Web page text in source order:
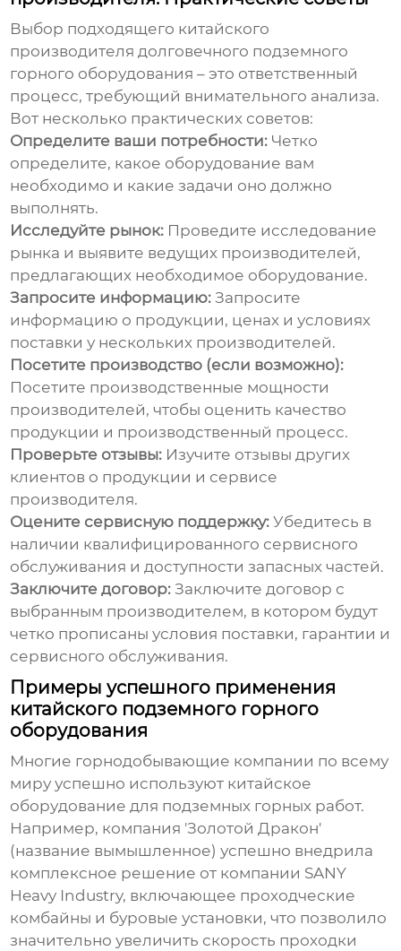
Выбор подходящего китайского
производителя долговечного подземного
горного оборудования – это ответственный
процесс, требующий внимательного анализа.
Вот несколько практических советов:
Определите ваши потребности: Четко
определите, какое оборудование вам
необходимо и какие задачи оно должно
выполнять.
Исследуйте рынок: Проведите исследование
рынка и выявите ведущих производителей,
предлагающих необходимое оборудование.
Запросите информацию: Запросите
информацию о продукции, ценах и условиях
поставки у нескольких производителей.
Посетите производство (если возможно):
Посетите производственные мощности
производителей, чтобы оценить качество
продукции и производственный процесс.
Проверьте отзывы: Изучите отзывы других
клиентов о продукции и сервисе
производителя.
Оцените сервисную поддержку: Убедитесь в
наличии квалифицированного сервисного
обслуживания и доступности запасных частей.
Заключите договор: Заключите договор с
выбранным производителем, в котором будут
четко прописаны условия поставки, гарантии и
сервисного обслуживания.
Примеры успешного применения
китайского подземного горного
оборудования
Многие горнодобывающие компании по всему
миру успешно используют китайское
оборудование для подземных горных работ.
Например, компания 'Золотой Дракон'
(название вымышленное) успешно внедрила
комплексное решение от компании SANY
Heavy Industry, включающее проходческие
комбайны и буровые установки, что позволило
значительно увеличить скорость проходки